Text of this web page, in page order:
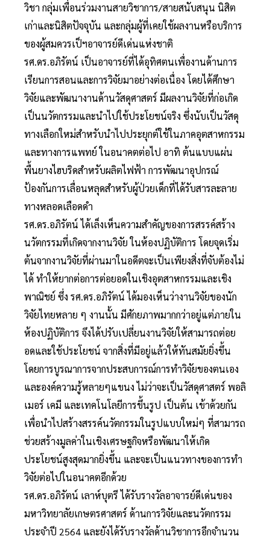
วิชา กลุ่มเพื่อนร่วมงานสายวิชาการ/สายสนับสนุน นิสิต
เก่าและนิสิตปัจจุบัน และกลุ่มผู้ที่เคยใช้ผลงานหรือบริการ
ของผู้สมควรเป็ฯอาจารย์ดีเด่นแห่งชาติ
รศ.ดร.อภิรัตน์ เป็นอาจารย์ที่ได้อุทิศตนเพื่องานด้านการ
เรียนการสอนและการวิจัยมาอย่างต่อเนื่อง โดยได้ศึกษา
วิจัยและพัฒนางานด้านวัสดุศาสตร์ มีผลงานวิจัยที่ก่อเกิด
เป็นนวัตกรรมและนำไปใช้ประโยชน์จริง ซึ่งนับเป็นวัสดุ
ทางเลือกใหม่สำหรับนำไปประยุกต์ใช้ในภาคอุตสาหกรรม
และทางการแพทย์ ในอนาคตต่อไป อาทิ ต้นแบบแผ่น
พื้นยางไฮบริดสำหรับผลิตไฟฟ้า การพัฒนาอุปกรณ์
ป้องกันการเลื่อนหลุดสำหรับผู้ป่วยเด็กที่ได้รับสารละลาย
ทางหลอดเลือดดำ
รศ.ดร.อภิรัตน์ ได้เล็งเห็นความสำคัญของการสรรค์สร้าง
นวัตกรรมที่เกิดจากงานวิจัย ในห้องปฏิบัติการ โดยจุดเริ่ม
ต้นจากงานวิจัยที่ผ่านมาในอดีตจะเป็นเพียงสิ่งที่จับต้องไม่
ได้ ทำให้ยากต่อการต่อยอดในเชิงอุตสาหกรรมและเชิง
พาณิชย์ ซึ่ง รศ.ดร.อภิรัตน์ ได้มองเห็นว่างานวิจัยของนัก
วิจัยไทยหลาย ๆ งานนั้น มีศักยภาพมากกว่าอยู่แต่ภายใน
ห้องปฏิบัติการ จึงได้ปรับเปลี่ยนงานวิจัยให้สามารถต่อย
อดและใช้ประโยชน์ จากสิ่งที่มีอยู่แล้วให้ทันสมัยยิ่งขึ้น
โดยการบูรณาการจากประสบการณ์การทำวิจัยของตนเอง
และองค์ความรู้หลายๆแขนง ไม่ว่าจะเป็นวัสดุศาสตร์ พอลิ
เมอร์ เคมี และเทคโนโลยีการขึ้นรูป เป็นต้น เข้าด้วยกัน
เพื่อนำไปสร้างสรรค์นวัตกรรมในรูปแบบใหม่ๆ ที่สามารถ
ช่วยสร้างมูลค่าในเชิงเศรษฐกิจหรือพัฒนาให้เกิด
ประโยชน์สูงสุดมากยิ่งขึ้น และจะเป็นแนวทางของการทำ
วิจัยต่อไปในอนาคตอีกด้วย
รศ.ดร.อภิรัตน์ เลาห์บุตรี ได้รับรางวัลอาจารย์ดีเด่นของ
มหาวิทยาลัยเกษตรศาสตร์ ด้านการวิจัยและนวัตกรรม
ประจำปี 2564 และยังได้รับรางวัลด้านวิชาการอีกจำนวน